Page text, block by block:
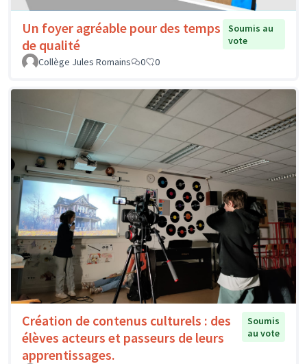
Un foyer agréable pour des temps
de qualité
Soumis au
vote
Collège Jules Romains
0 0
Création de contenus culturels : des
élèves acteurs et passeurs de leurs
apprentissages.
Soumis
au vote